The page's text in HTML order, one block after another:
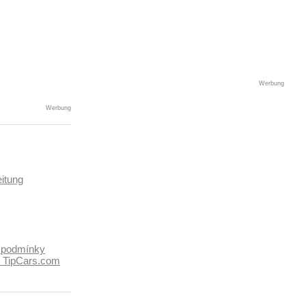
Werbung
Werbung